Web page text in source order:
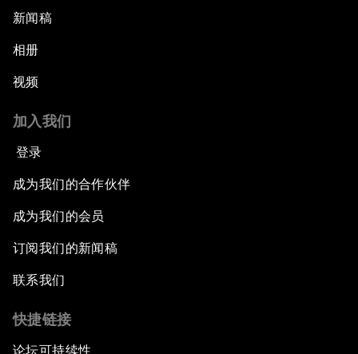
新闻稿
相册
视频
加入我们
登录
成为我们的合作伙伴
成为我们的会员
订阅我们的新闻稿
联系我们
快捷链接
论坛可持续性